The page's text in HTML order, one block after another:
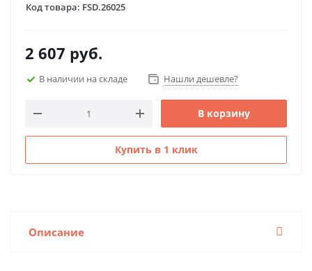
Код товара: FSD.26025
2 607 руб.
В наличии на складе Нашли дешевле?
В корзину
Купить в 1 клик
Описание